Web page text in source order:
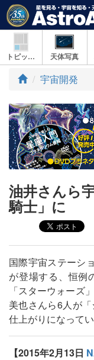
トピックス 天体写真
ト
プ
宇宙開発
油井さんら
騎士」に
国際宇宙ステーシ
が登場する、恒例
「スターウォーズ
美也さんら6人が
仕上がりになってい
【2015年2月13日